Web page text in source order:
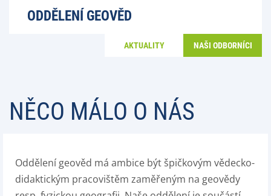
ODDĚLENÍ GEOVĚD
NAŠI ODBORNÍCI
AKTUALITY
NĚCO MÁLO O NÁS
Oddělení geověd má ambice být špičkovým vědecko-
didaktickým pracovištěm zaměřeným na geovědy